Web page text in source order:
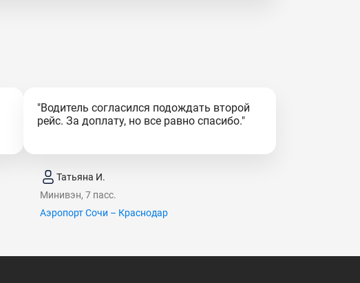
"Водитель согласился подождать второй
рейс. За доплату, но все равно спасибо."
Татьяна И.
Минивэн, 7 пасс.
Аэропорт Сочи – Краснодар